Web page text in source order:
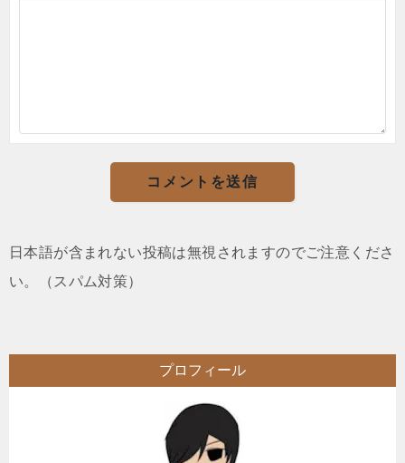
日本語が含まれない投稿は無視されますのでご注意くださ
い。（スパム対策）
プロフィール